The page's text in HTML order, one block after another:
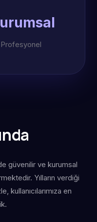
güvenilir ve kurumsal
Yılların verdiği
en